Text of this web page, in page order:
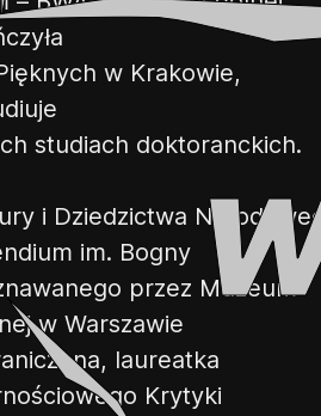
ięknych w Krakowie,
studiach doktoranckich.
i Dziedzictwa N
im. Bogny
przez Muzeum
w Warszawie
, laureatka
Krytyki